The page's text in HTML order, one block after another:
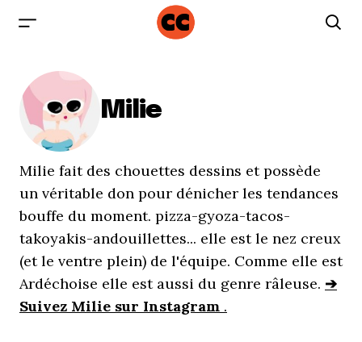
Milie
Milie fait des chouettes dessins et possède
un véritable don pour dénicher les tendances
bouffe du moment. pizza-gyoza-tacos-
takoyakis-andouillettes... elle est le nez creux
(et le ventre plein) de l'équipe. Comme elle est
Ardéchoise elle est aussi du genre râleuse. ➔
Suivez Milie sur Instagram .